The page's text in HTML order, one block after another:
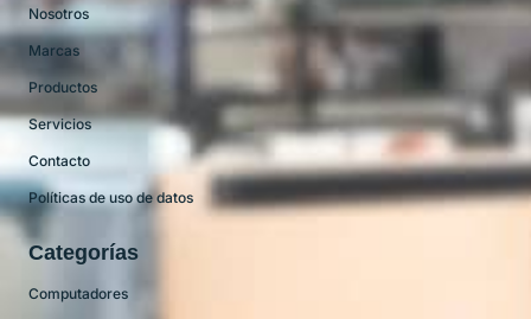
Nosotros
Marcas
Productos
Servicios
Contacto
Políticas de uso de datos
Categorías
Computadores